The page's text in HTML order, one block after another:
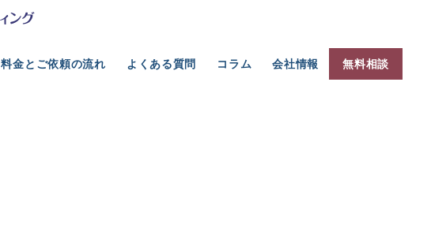
料金とご依頼の流れ よくある質問 コラム 会社情報 無料相談